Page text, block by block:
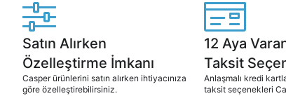
Satın Alırken
Özelleştirme İmkanı
Casper ürünlerini satın alırken ihtiyacınıza
göre özelleştirebilirsiniz.
12 Aya
Taksit
Anlaşmalı kredi
taksit seçenekleri